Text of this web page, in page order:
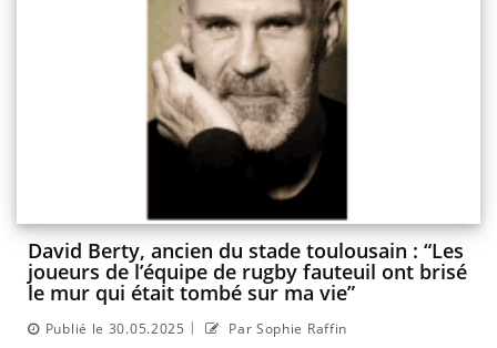
David Berty, ancien du stade toulousain : “Les
joueurs de l’équipe de rugby fauteuil ont brisé
le mur qui était tombé sur ma vie”
Publié le 30.05.2025 | Par Sophie Raffin